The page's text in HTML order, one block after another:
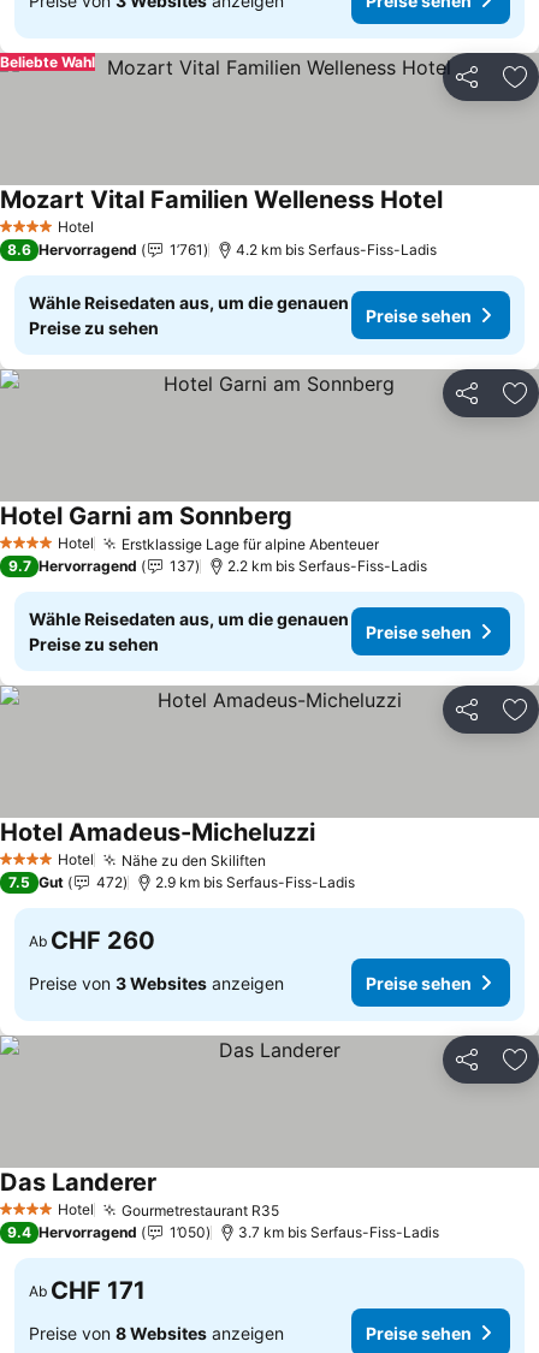
Teilen
Beliebte Wahl
4 Sterne Hotel
Mozart Vital Familien Welleness Hotel
8.6 Hervorragend 1’761 4.2 km bis Serfaus-Fiss-Ladis
Wähle Reisedaten aus, um die genauen
Preise zu sehen
Preise sehen
Teilen
4 Sterne Hotel Erstklassige Lage für alpine Abenteuer
Hotel Garni am Sonnberg
9.7 Hervorragend 137 2.2 km bis Serfaus-Fiss-Ladis
Wähle Reisedaten aus, um die genauen
Preise zu sehen
Preise sehen
Teilen
4 Sterne Hotel Nähe zu den Skiliften
Hotel Amadeus-Micheluzzi
7.5 Gut 472 2.9 km bis Serfaus-Fiss-Ladis
Ab CHF 260
Preise von 3 Websites anzeigen Preise sehen
Teilen
4 Sterne Hotel Gourmetrestaurant R35
Das Landerer
9.4 Hervorragend 1’050 3.7 km bis Serfaus-Fiss-Ladis
Ab CHF 171
Preise von 8 Websites anzeigen Preise sehen